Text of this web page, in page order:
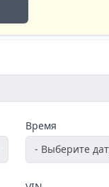
Время